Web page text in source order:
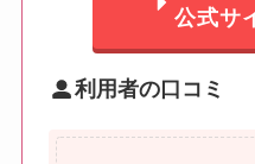
公式サ
利用者の口コミ